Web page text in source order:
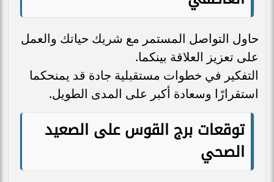
حاول التواصل المستمر مع شريك حياتك والعمل
على تعزيز العلاقة بينكما.
التفكير في خطوات مستقبلية جادة قد يمنحكما
استقرارًا وسعادة أكبر على المدى الطويل.
توقعات برج القوس على الصعيد
الصحي